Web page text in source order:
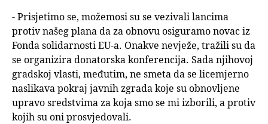
- Prisjetimo se, možemosi su se vezivali lancima
protiv našeg plana da za obnovu osiguramo novac iz
Fonda solidarnosti EU-a. Onakve nevježe, tražili su da
se organizira donatorska konferencija. Sada njihovoj
gradskoj vlasti, međutim, ne smeta da se licemjerno
naslikava pokraj javnih zgrada koje su obnovljene
upravo sredstvima za koja smo se mi izborili, a protiv
kojih su oni prosvjedovali.